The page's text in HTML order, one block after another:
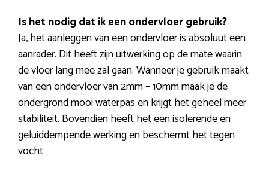
Is het nodig dat ik een ondervloer gebruik?
Ja, het aanleggen van een ondervloer is absoluut een
aanrader. Dit heeft zijn uitwerking op de mate waarin
de vloer lang mee zal gaan. Wanneer je gebruik maakt
van een ondervloer van 2mm – 10mm maak je de
ondergrond mooi waterpas en krijgt het geheel meer
stabiliteit. Bovendien heeft het een isolerende en
geluiddempende werking en beschermt het tegen
vocht.